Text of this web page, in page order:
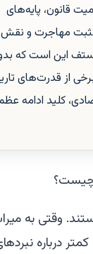
قانون، پایه‌های
مثبت مهاجرت و نقش
این است که
از قدرت‌های
کلید ادامه
چیست؟
وقتی به
درباره